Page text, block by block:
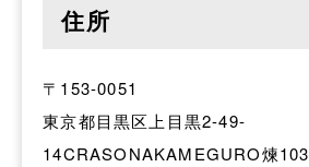
住所
〒153-0051
東京都目黒区上目黒2-49-
14CRASONAKAMEGURO煉103